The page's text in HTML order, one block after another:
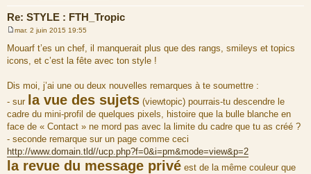
Re: STYLE : FTH_Tropic
s
s
e
mar. 2 juin 2015 19:55
Mouarf t’es un chef, il manquerait plus que des rangs, smileys et topics
icons, et c’est la fête avec ton style !
Dis moi, j’ai une ou deux nouvelles remarques à te soumettre :
- sur
la vue des sujets (viewtopic) pourrais-tu descendre le
cadre du mini-profil de quelques pixels, histoire que la bulle blanche en
face de « Contact » ne mord pas avec la limite du cadre que tu as créé ?
- seconde remarque sur un page comme ceci
http://www.domain.tld//ucp.php?f=0&i=pm&mode=view&p=2
la revue du message privé est de la même couleur que